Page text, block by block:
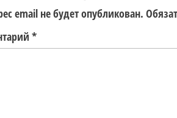
email не будет опубликован.
*